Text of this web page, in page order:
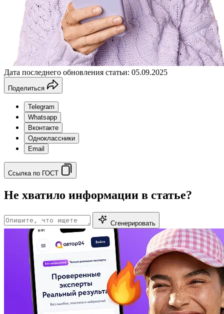
Дата последнего обновления статьи: 05.09.2025
Поделиться
Telegram
Whatsapp
Вконтакте
Одноклассники
Email
Ссылка по ГОСТ
Не хватило информации в статье?
Сгенерировать